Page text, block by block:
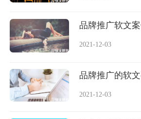
品牌推广软文案
2021-12-03
品牌推广的软
2021-12-03